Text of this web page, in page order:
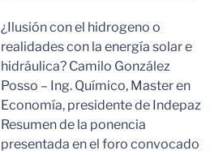
¿Ilusión con el hidrogeno o
realidades con la energía solar e
hidráulica? Camilo González
Posso – Ing. Químico, Master en
Economía, presidente de Indepaz
Resumen de la ponencia
presentada en el foro convocado